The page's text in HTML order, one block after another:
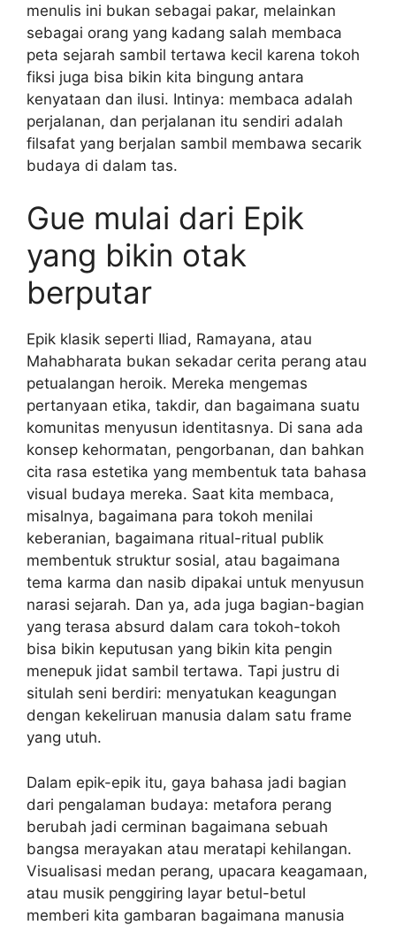
menulis ini bukan sebagai pakar, melainkan
sebagai orang yang kadang salah membaca
peta sejarah sambil tertawa kecil karena tokoh
fiksi juga bisa bikin kita bingung antara
kenyataan dan ilusi. Intinya: membaca adalah
perjalanan, dan perjalanan itu sendiri adalah
filsafat yang berjalan sambil membawa secarik
budaya di dalam tas.
Gue mulai dari Epik
yang bikin otak
berputar
Epik klasik seperti Iliad, Ramayana, atau
Mahabharata bukan sekadar cerita perang atau
petualangan heroik. Mereka mengemas
pertanyaan etika, takdir, dan bagaimana suatu
komunitas menyusun identitasnya. Di sana ada
konsep kehormatan, pengorbanan, dan bahkan
cita rasa estetika yang membentuk tata bahasa
visual budaya mereka. Saat kita membaca,
misalnya, bagaimana para tokoh menilai
keberanian, bagaimana ritual-ritual publik
membentuk struktur sosial, atau bagaimana
tema karma dan nasib dipakai untuk menyusun
narasi sejarah. Dan ya, ada juga bagian-bagian
yang terasa absurd dalam cara tokoh-tokoh
bisa bikin keputusan yang bikin kita pengin
menepuk jidat sambil tertawa. Tapi justru di
situlah seni berdiri: menyatukan keagungan
dengan kekeliruan manusia dalam satu frame
yang utuh.
Dalam epik-epik itu, gaya bahasa jadi bagian
dari pengalaman budaya: metafora perang
berubah jadi cerminan bagaimana sebuah
bangsa merayakan atau meratapi kehilangan.
Visualisasi medan perang, upacara keagamaan,
atau musik penggiring layar betul-betul
memberi kita gambaran bagaimana manusia